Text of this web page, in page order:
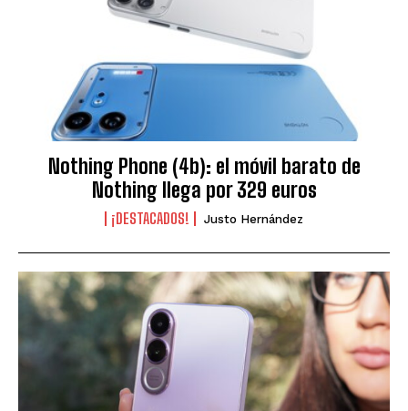
Nothing Phone (4b): el móvil barato de
Nothing llega por 329 euros
¡DESTACADOS! Justo Hernández